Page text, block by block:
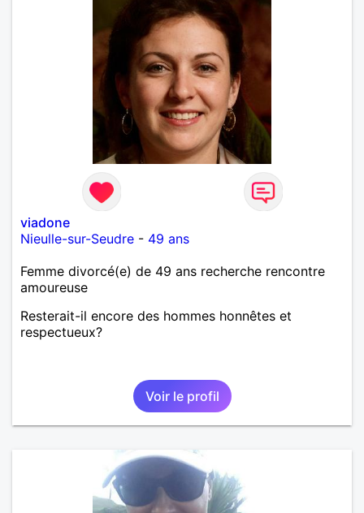
viadone
Nieulle-sur-Seudre - 49 ans
Femme divorcé(e) de 49 ans recherche rencontre
amoureuse
Resterait-il encore des hommes honnêtes et
respectueux?
Voir le profil